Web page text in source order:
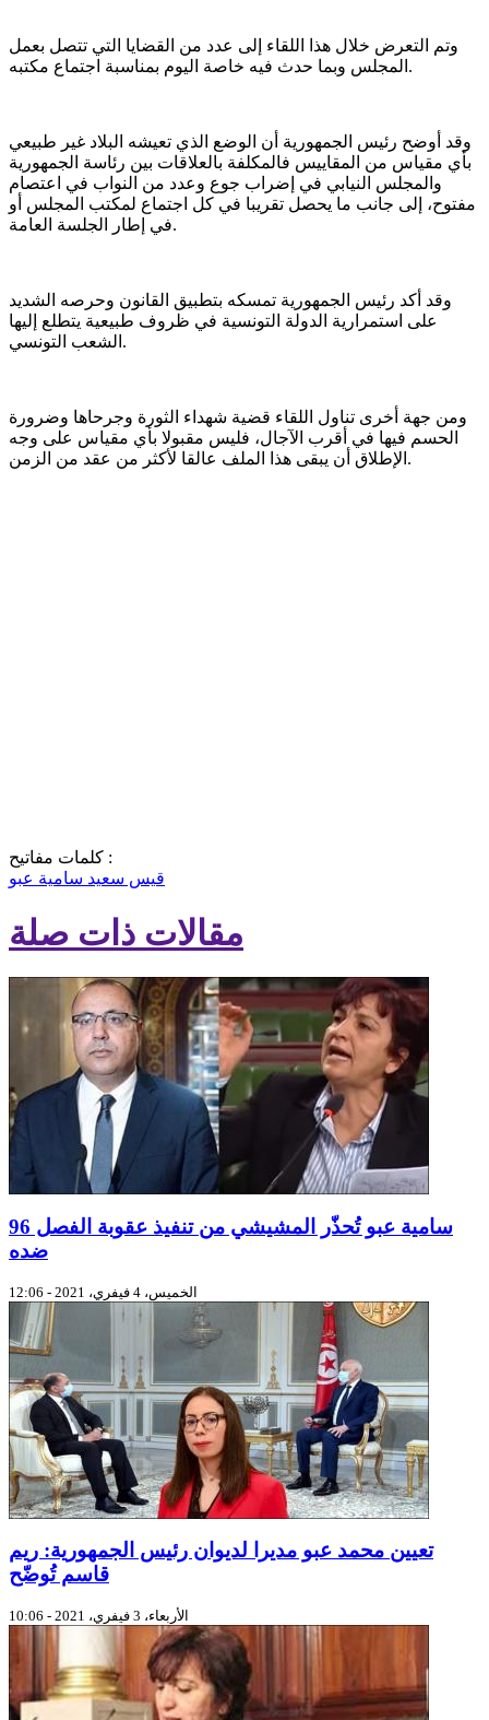
وتم التعرض خلال هذا اللقاء إلى عدد من القضايا التي تتصل بعمل
المجلس وبما حدث فيه خاصة اليوم بمناسبة اجتماع مكتبه.
وقد أوضح رئيس الجمهورية أن الوضع الذي تعيشه البلاد غير طبيعي
بأي مقياس من المقاييس فالمكلفة بالعلاقات بين رئاسة الجمهورية
والمجلس النيابي في إضراب جوع وعدد من النواب في اعتصام
مفتوح، إلى جانب ما يحصل تقريبا في كل اجتماع لمكتب المجلس أو
في إطار الجلسة العامة.
وقد أكد رئيس الجمهورية تمسكه بتطبيق القانون وحرصه الشديد
على استمرارية الدولة التونسية في ظروف طبيعية يتطلع إليها
الشعب التونسي.
ومن جهة أخرى تناول اللقاء قضية شهداء الثورة وجرحاها وضرورة
الحسم فيها في أقرب الآجال، فليس مقبولا بأي مقياس على وجه
الإطلاق أن يبقى هذا الملف عالقا لأكثر من عقد من الزمن.
كلمات مفاتيح :
قيس سعيد سامية عبو
مقالات ذات صلة
سامية عبو تُحذّر المشيشي من تنفيذ عقوبة الفصل 96
ضده
الخميس، 4 فيفري، 2021 - 12:06
تعيين محمد عبو مديرا لديوان رئيس الجمهورية: ريم
قاسم تُوضّح
الأربعاء، 3 فيفري، 2021 - 10:06